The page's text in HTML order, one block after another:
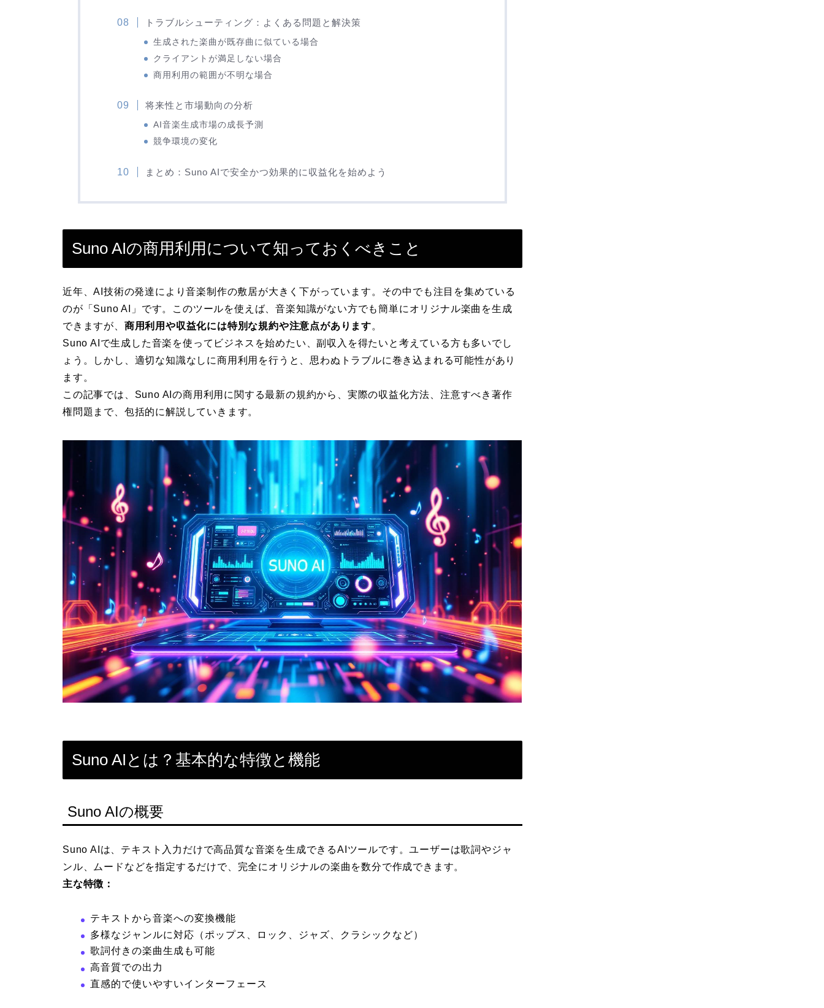
トラブルシューティング：よくある問題と解決策
生成された楽曲が既存曲に似ている場合
クライアントが満足しない場合
商用利用の範囲が不明な場合
将来性と市場動向の分析
AI音楽生成市場の成長予測
競争環境の変化
まとめ：Suno AIで安全かつ効果的に収益化を始めよう
Suno AIの商用利用について知っておくべきこと
近年、AI技術の発達により音楽制作の敷居が大きく下がっています。その中でも注目を集めている
のが「Suno AI」です。このツールを使えば、音楽知識がない方でも簡単にオリジナル楽曲を生成
できますが、 商用利用や収益化には特別な規約や注意点があります。
Suno AIで生成した音楽を使ってビジネスを始めたい、副収入を得たいと考えている方も多いでし
ょう。しかし、適切な知識なしに商用利用を行うと、思わぬトラブルに巻き込まれる可能性があり
ます。
この記事では、Suno AIの商用利用に関する最新の規約から、実際の収益化方法、注意すべき著作
権問題まで、包括的に解説していきます。
Suno AIとは？基本的な特徴と機能
Suno AIの概要
Suno AIは、テキスト入力だけで高品質な音楽を生成できるAIツールです。ユーザーは歌詞やジャ
ンル、ムードなどを指定するだけで、完全にオリジナルの楽曲を数分で作成できます。
主な特徴：
テキストから音楽への変換機能
多様なジャンルに対応（ポップス、ロック、ジャズ、クラシックなど）
歌詞付きの楽曲生成も可能
高音質での出力
直感的で使いやすいインターフェース